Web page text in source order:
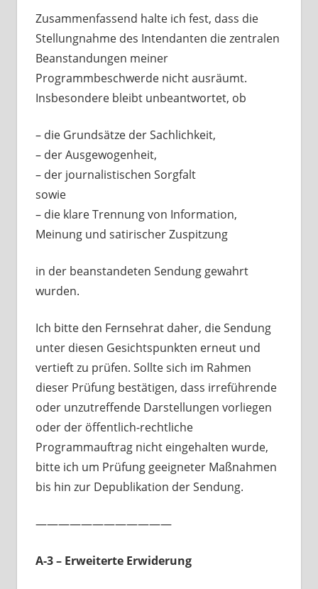
Zusammenfassend halte ich fest, dass die
Stellungnahme des Intendanten die zentralen
Beanstandungen meiner
Programmbeschwerde nicht ausräumt.
Insbesondere bleibt unbeantwortet, ob
– die Grundsätze der Sachlichkeit,
– der Ausgewogenheit,
– der journalistischen Sorgfalt
sowie
– die klare Trennung von Information,
Meinung und satirischer Zuspitzung
in der beanstandeten Sendung gewahrt
wurden.
Ich bitte den Fernsehrat daher, die Sendung
unter diesen Gesichtspunkten erneut und
vertieft zu prüfen. Sollte sich im Rahmen
dieser Prüfung bestätigen, dass irreführende
oder unzutreffende Darstellungen vorliegen
oder der öffentlich-rechtliche
Programmauftrag nicht eingehalten wurde,
bitte ich um Prüfung geeigneter Maßnahmen
bis hin zur Depublikation der Sendung.
————————————
A-3 – Erweiterte Erwiderung